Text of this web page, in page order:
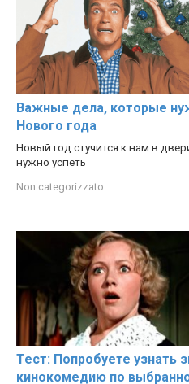
Важные дела, которые
Нового года
Новый год стучится к нам в
нужно успеть
Non categorizzato
Тест: Попробуете узнать
кинокомедию по